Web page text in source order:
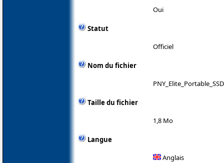
Oui
Statut
Officiel
Nom du fichier
Taille du fichier
1,8 Mo
Langue
Anglais